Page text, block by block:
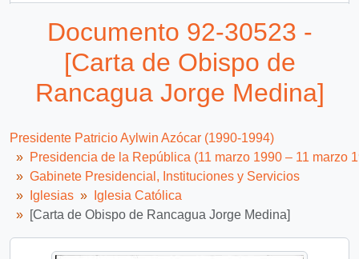
88 más...
Documento 92-30523 -
[Carta de Obispo de
Rancagua Jorge Medina]
Presidente Patricio Aylwin Azócar (1990-1994)
Presidencia de la República (11 marzo 1990 – 11 marzo
Gabinete Presidencial, Instituciones y Servicios
Iglesias
Iglesia Católica
[Carta de Obispo de Rancagua Jorge Medina]